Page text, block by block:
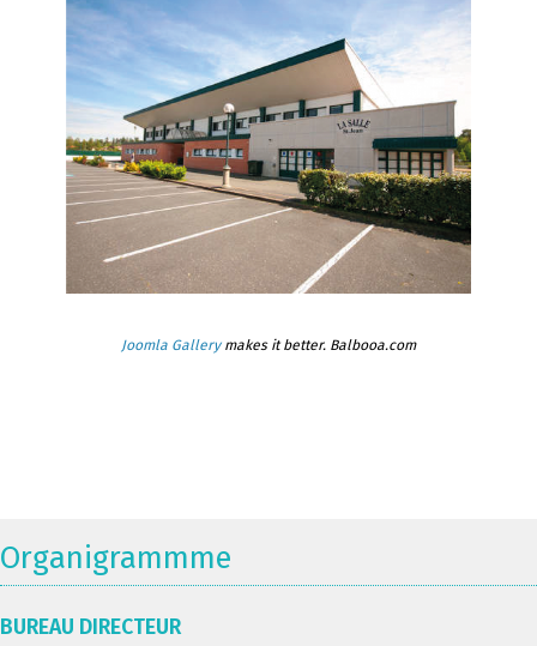
Joomla Gallerymakes it better. Balbooa.com
Organigrammme
BUREAU DIRECTEUR